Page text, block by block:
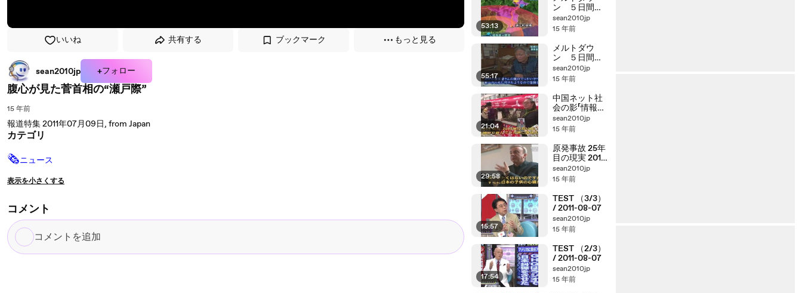
いいね 共有する ブックマーク もっと見る
sean2010jp +フォロー
腹心が見た菅首相の“瀬戸際”
15 年前
報道特集 2011年07月09日, from Japan
カテゴリ
🗞ニュース
表示を小さくする
コメント
コ
メ
53:13
ン ５日間の
真実 (2/2)
sean2010jp
15 年前
55:17
メルトダウ
ン ５日間の
真実 (1/2)
sean2010jp
15 年前
21:04
中国ネット社
会の影「情報統
制」強化の実態
sean2010jp
15 年前
29:58
原発事故 25年
目の現実 2011-
12-18
sean2010jp
15 年前
15:57
TEST （3/3）
/ 2011-08-07
sean2010jp
15 年前
17:54
TEST （2/3）
/ 2011-08-07
sean2010jp
15 年前